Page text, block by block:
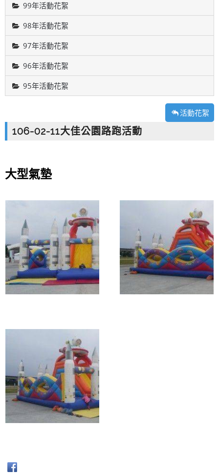
99年活動花絮
98年活動花絮
97年活動花絮
96年活動花絮
95年活動花絮
活動花絮
106-02-11大佳公園路跑活動
大型氣墊